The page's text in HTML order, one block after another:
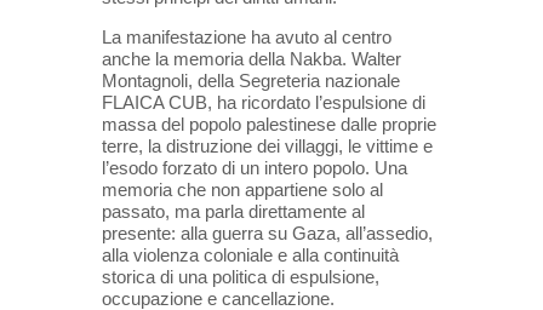
La manifestazione ha avuto al centro
anche la memoria della Nakba. Walter
Montagnoli, della Segreteria nazionale
FLAICA CUB, ha ricordato l’espulsione di
massa del popolo palestinese dalle proprie
terre, la distruzione dei villaggi, le vittime e
l’esodo forzato di un intero popolo. Una
memoria che non appartiene solo al
passato, ma parla direttamente al
presente: alla guerra su Gaza, all’assedio,
alla violenza coloniale e alla continuità
storica di una politica di espulsione,
occupazione e cancellazione.